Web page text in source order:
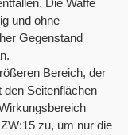
Die Waffe
und ohne
Gegenstand
Bereich, der
den Seitenflächen
zu, um nur die